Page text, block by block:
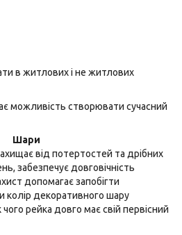
в житлових і не житлових
можливість створювати сучасний
Шари
від потертостей та дрібних
забезпечує довговічність
допомагає запобігти
колір декоративного шару
рейка довго має свій первісний